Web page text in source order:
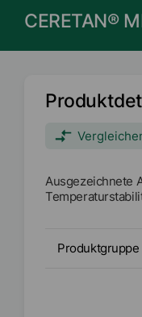
CERETAN®
Ausgezeichnete
Produktgruppe